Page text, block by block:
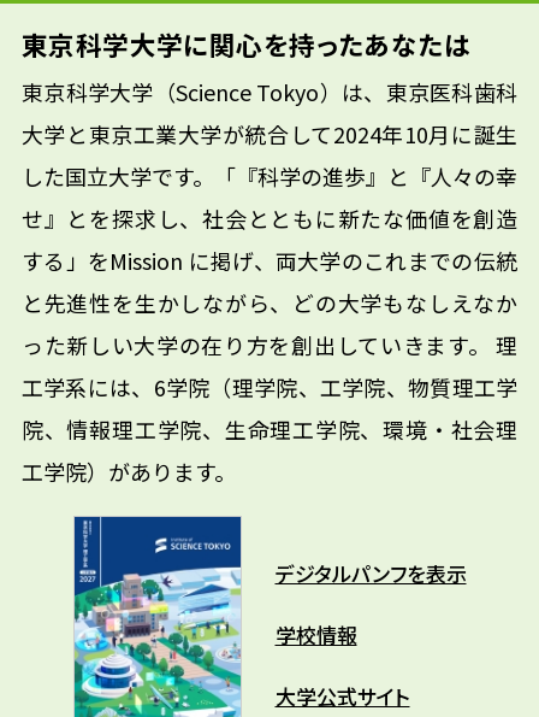
東京科学大学に関心を持ったあなたは
東京科学大学（Science Tokyo）は、東京医科歯科
大学と東京工業大学が統合して2024年10月に誕生
した国立大学です。「『科学の進歩』と『人々の幸
せ』とを探求し、社会とともに新たな価値を創造
する」をMission に掲げ、両大学のこれまでの伝統
と先進性を生かしながら、どの大学もなしえなか
った新しい大学の在り方を創出していきます。 理
工学系には、6学院（理学院、工学院、物質理工学
院、情報理工学院、生命理工学院、環境・社会理
工学院）があります。
デジタルパンフを表示
学校情報
大学公式サイト